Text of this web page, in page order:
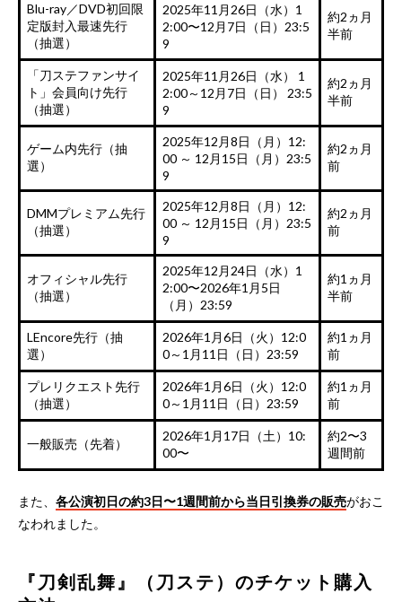
Blu-ray／DVD初回限
定版封入最速先行
（抽選）
2025年11月26日（水）1
2:00〜12月7日（日）23:5
9
約2ヵ月
半前
「刀ステファンサイ
ト」会員向け先行
（抽選）
2025年11月26日（水） 1
2:00～12月7日（日） 23:5
9
約2ヵ月
半前
ゲーム内先行（抽
選）
2025年12月8日（月）12:
00 ～ 12月15日（月）23:5
9
約2ヵ月
前
DMMプレミアム先行
（抽選）
2025年12月8日（月）12:
00 ～ 12月15日（月）23:5
9
約2ヵ月
前
オフィシャル先行
（抽選）
2025年12月24日（水）1
2:00〜2026年1月5日
（月）23:59
約1ヵ月
半前
LEncore先行（抽
選）
2026年1月6日（火）12:0
0～1月11日（日）23:59
約1ヵ月
前
プレリクエスト先行
（抽選）
2026年1月6日（火）12:0
0～1月11日（日）23:59
約1ヵ月
前
一般販売（先着）
2026年1月17日（土）10:
00〜
約2〜3
週間前
また、 各公演初日の約3日〜1週間前から当日引換券の販売がおこ
なわれました。
『刀剣乱舞』（刀ステ）のチケット購入